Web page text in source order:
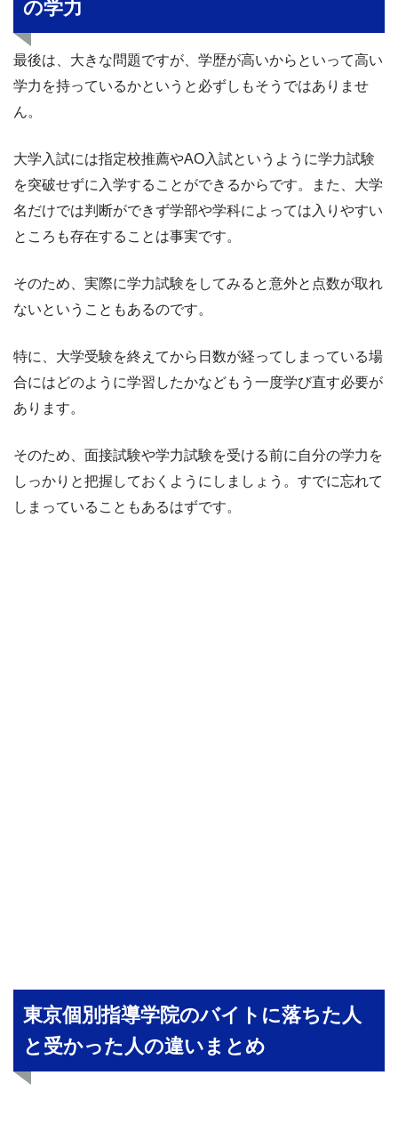
の学力
最後は、大きな問題ですが、学歴が高いからといって高い
学力を持っているかというと必ずしもそうではありませ
ん。
大学入試には指定校推薦やAO入試というように学力試験
を突破せずに入学することができるからです。また、大学
名だけでは判断ができず学部や学科によっては入りやすい
ところも存在することは事実です。
そのため、実際に学力試験をしてみると意外と点数が取れ
ないということもあるのです。
特に、大学受験を終えてから日数が経ってしまっている場
合にはどのように学習したかなどもう一度学び直す必要が
あります。
そのため、面接試験や学力試験を受ける前に自分の学力を
しっかりと把握しておくようにしましょう。すでに忘れて
しまっていることもあるはずです。
東京個別指導学院のバイトに落ちた人
と受かった人の違いまとめ